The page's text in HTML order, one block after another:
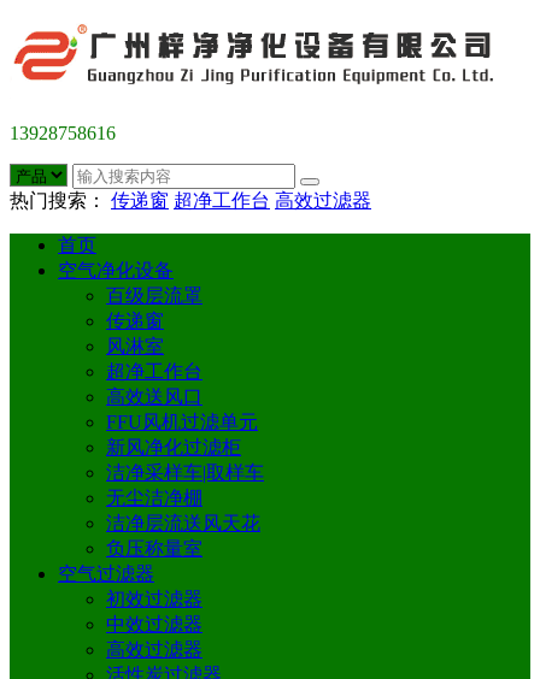
13928758616
热门搜索： 传递窗 超净工作台 高效过滤器
首页
空气净化设备
百级层流罩
传递窗
风淋室
超净工作台
高效送风口
FFU风机过滤单元
新风净化过滤柜
洁净采样车|取样车
无尘洁净棚
洁净层流送风天花
负压称量室
空气过滤器
初效过滤器
中效过滤器
高效过滤器
活性炭过滤器